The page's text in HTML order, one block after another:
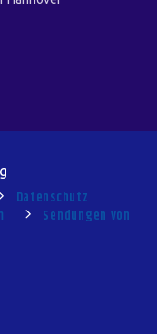
Datenschutz
Sendungen von